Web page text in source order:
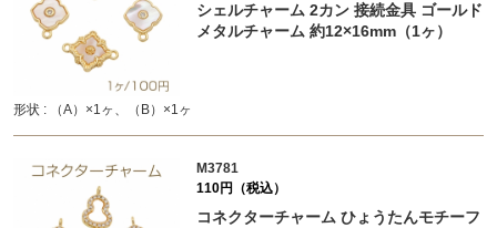
シェルチャーム 2カン 接続金具 ゴールド
メタルチャーム 約12×16mm（1ヶ）
形状 : （A）×1ヶ、（B）×1ヶ
M3781
110円（税込）
コネクターチャーム ひょうたんモチーフ